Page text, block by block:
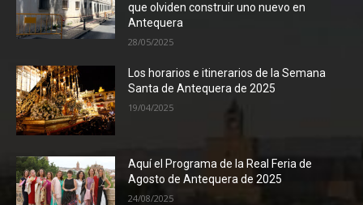
que olviden construir uno nuevo en
Antequera
28/05/2025
Los horarios e itinerarios de la Semana
Santa de Antequera de 2025
19/04/2025
Aquí el Programa de la Real Feria de
Agosto de Antequera de 2025
24/08/2025